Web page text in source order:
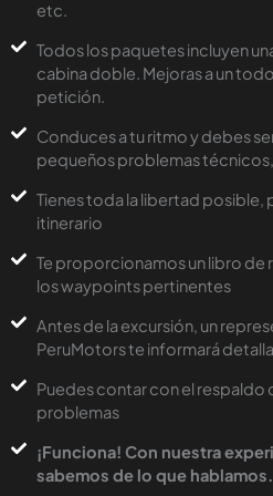
etc.
Todos los paquetes incluyen
cabina doble. Mejoras a un
petición.
Conduces a tu ritmo y debes
pequeños problemas
Tienes toda la libertad posible,
itinerario
Te proporcionamos un libro de
los waypoints pertinentes
Antes de la excursión, un
PeruMotors te informará
Puedes contar con el respaldo
problemas
¡Funciona! Con nuestra
sabemos de lo que